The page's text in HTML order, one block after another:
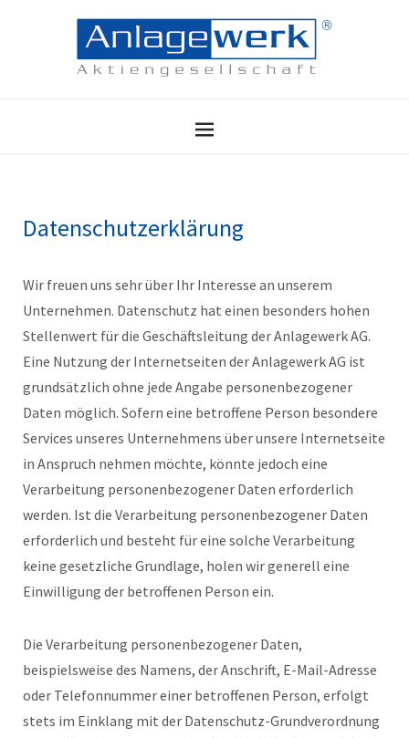
Datenschutzerklärung
Wir freuen uns sehr über Ihr Interesse an unserem
Unternehmen. Datenschutz hat einen besonders hohen
Stellenwert für die Geschäftsleitung der Anlagewerk AG.
Eine Nutzung der Internetseiten der Anlagewerk AG ist
grundsätzlich ohne jede Angabe personenbezogener
Daten möglich. Sofern eine betroffene Person besondere
Services unseres Unternehmens über unsere Internetseite
in Anspruch nehmen möchte, könnte jedoch eine
Verarbeitung personenbezogener Daten erforderlich
werden. Ist die Verarbeitung personenbezogener Daten
erforderlich und besteht für eine solche Verarbeitung
keine gesetzliche Grundlage, holen wir generell eine
Einwilligung der betroffenen Person ein.
Die Verarbeitung personenbezogener Daten,
beispielsweise des Namens, der Anschrift, E-Mail-Adresse
oder Telefonnummer einer betroffenen Person, erfolgt
stets im Einklang mit der Datenschutz-Grundverordnung